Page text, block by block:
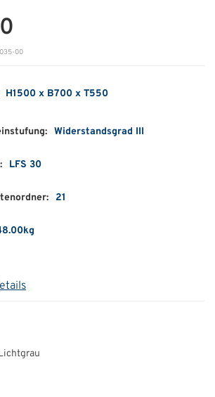
00
H1500 x B700 x T550
Widerstandsgrad III
LFS 30
21